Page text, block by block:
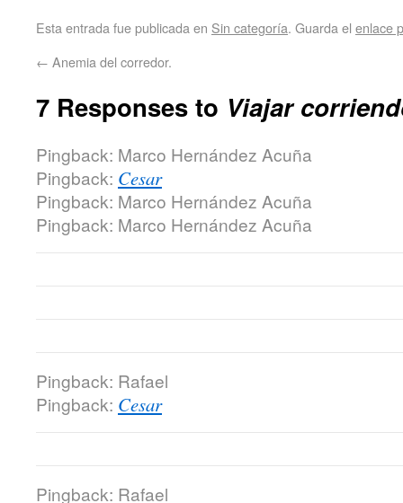
Esta entrada fue publicada en Sin categoría. Guarda el enlace
← Anemia del corredor.
7 Responses to Viajar
Pingback: Marco Hernández Acuña
Pingback: Cesar
Pingback: Marco Hernández Acuña
Pingback: Marco Hernández Acuña
Pingback: Rafael
Pingback: Cesar
Pingback: Rafael